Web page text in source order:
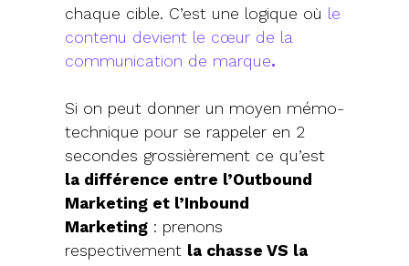
chaque cible. C’est une logique où le
contenu devient le cœur de la
communication de marque.
Si on peut donner un moyen mémo-
technique pour se rappeler en 2
secondes grossièrement ce qu’est
la différence entre l’Outbound
Marketing et l’Inbound
Marketing: prenons
respectivement la chasse VS la